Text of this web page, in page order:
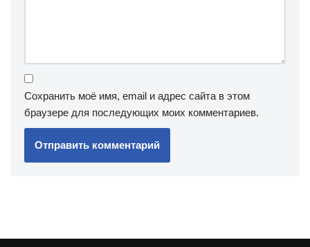
Сохранить моё имя, email и адрес сайта в этом
браузере для последующих моих комментариев.